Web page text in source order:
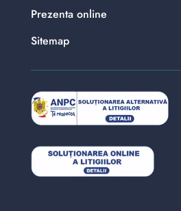
Prezenta online
Sitemap